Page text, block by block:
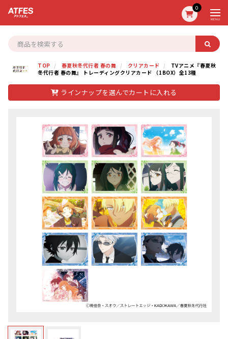
0
MENU
TOP 春夏秋冬代行者 春の舞 クリアカード
TVアニメ『春夏秋
冬代行者 春の舞』 トレーディングクリアカード （1BOX）全13種
ラインナップを選んでカートに入れる